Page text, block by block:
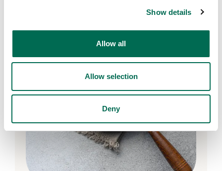
Show details
Allow all
Allow selection
Deny